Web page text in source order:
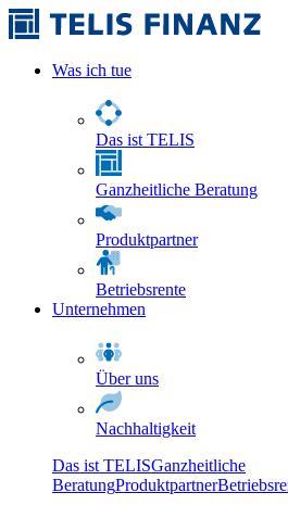
Was ich tue
Das ist TELIS
Ganzheitliche Beratung
Produktpartner
Betriebsrente
Unternehmen
Über uns
Nachhaltigkeit
Das ist TELISGanzheitliche
BeratungProduktpartner